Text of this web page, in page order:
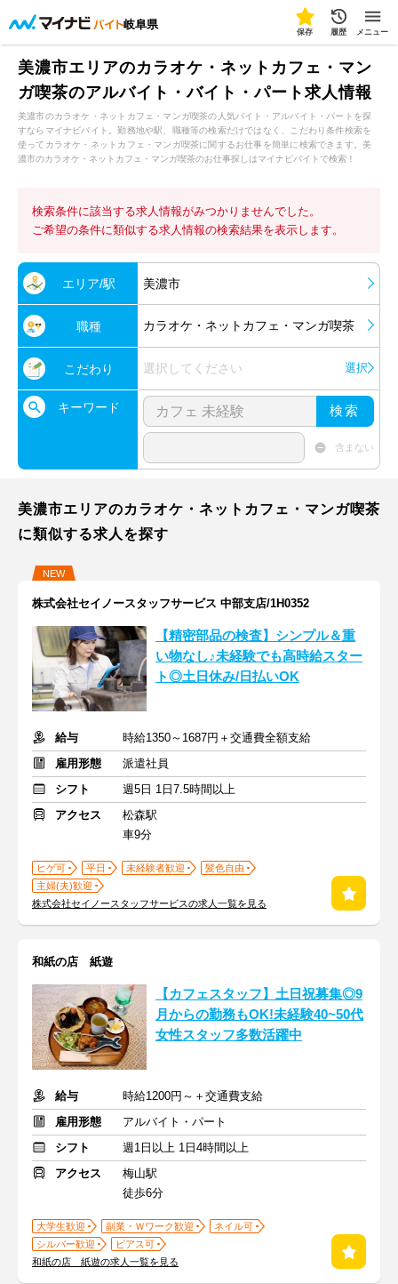
岐阜県
保存 履歴 メニュー
美濃市エリアのカラオケ・ネットカフェ・マン
ガ喫茶のアルバイト・バイト・パート求人情報
美濃市のカラオケ・ネットカフェ・マンガ喫茶の人気バイト・アルバイト・パートを探
すならマイナビバイト。勤務地や駅、職種等の検索だけではなく、こだわり条件検索を
使ってカラオケ・ネットカフェ・マンガ喫茶に関するお仕事を簡単に検索できます。美
濃市のカラオケ・ネットカフェ・マンガ喫茶のお仕事探しはマイナビバイトで検索！
検索条件に該当する求人情報がみつかりませんでした。
ご希望の条件に類似する求人情報の検索結果を表示します。
エリア/駅 美濃市
職種 カラオケ・ネットカフェ・マンガ喫茶
こだわり 選択してください 選択
キーワード 検索
含まない
美濃市エリアのカラオケ・ネットカフェ・マンガ喫茶
に類似する求人を探す
NEW
株式会社セイノースタッフサービス 中部支店/1H0352
【精密部品の検査】シンプル＆重
い物なし♪未経験でも高時給スター
ト◎土日休み/日払いOK
給与
時給1350～1687円＋交通費全額支給
雇用形態
派遣社員
シフト
週5日 1日7.5時間以上
アクセス
松森駅
車9分
ヒゲ可 平日 未経験者歓迎
髪色自由
主婦(夫)歓迎
株式会社セイノースタッフサービスの求人一覧を見る
和紙の店 紙遊
【カフェスタッフ】土日祝募集◎9
月からの勤務もOK!未経験40~50代
女性スタッフ多数活躍中
給与
時給1200円～＋交通費支給
雇用形態
アルバイト・パート
シフト
週1日以上 1日4時間以上
アクセス
梅山駅
徒歩6分
大学生歓迎 副業・Ｗワーク歓迎
ネイル可
シルバー歓迎
ピアス可
和紙の店 紙遊の求人一覧を見る